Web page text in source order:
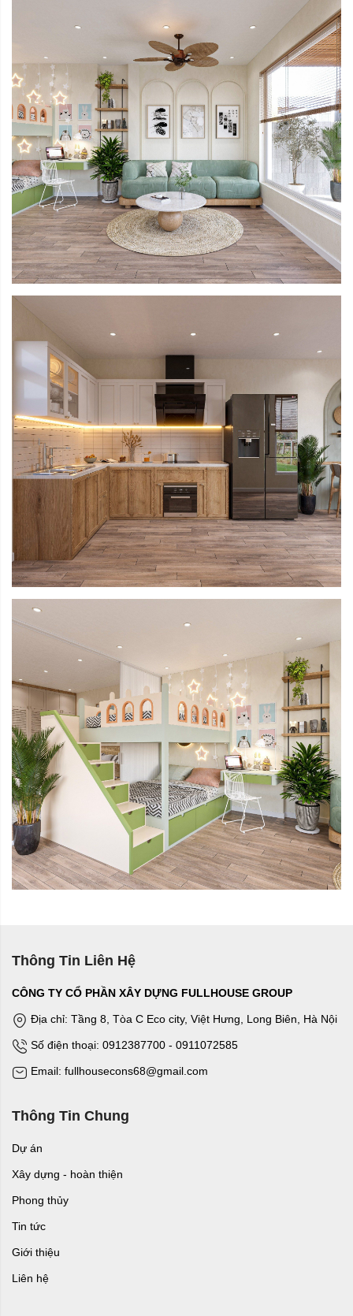
Thông Tin Liên Hệ
CÔNG TY CỔ PHẦN XÂY DỰNG FULLHOUSE GROUP
Địa chỉ: Tầng 8, Tòa C Eco city, Việt Hưng, Long Biên, Hà Nội
Số điện thoại: 0912387700 - 0911072585
Email: fullhousecons68@gmail.com
Thông Tin Chung
Dự án
Xây dựng - hoàn thiện
Phong thủy
Tin tức
Giới thiệu
Liên hệ